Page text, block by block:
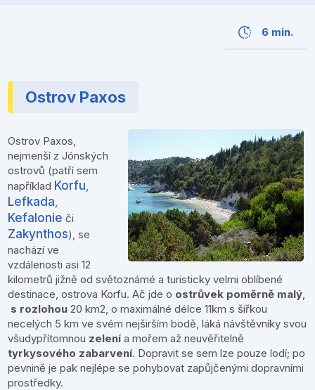
6 min.
Ostrov Paxos
Ostrov Paxos,
nejmenší z Jónských
ostrovů (patří sem
například Korfu,
Lefkada,
Kefalonie či
Zakynthos), se
nachází ve
vzdálenosti asi 12
kilometrů jižně od světoznámé a turisticky velmi oblíbené
destinace, ostrova Korfu. Ač jde o ostrůvek poměrně malý,
s rozlohou 20 km2, o maximálné délce 11km s šířkou
necelých 5 km ve svém nejširším bodě, láká návštěvníky svou
všudypřítomnou zelení a mořem až neuvěřitelně
tyrkysového zabarvení. Dopravit se sem lze pouze lodí; po
pevnině je pak nejlépe se pohybovat zapůjčenými dopravními
prostředky.